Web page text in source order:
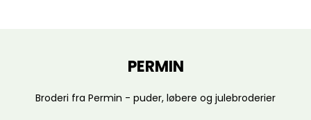
PERMIN
Broderi fra Permin - puder, løbere og julebroderier